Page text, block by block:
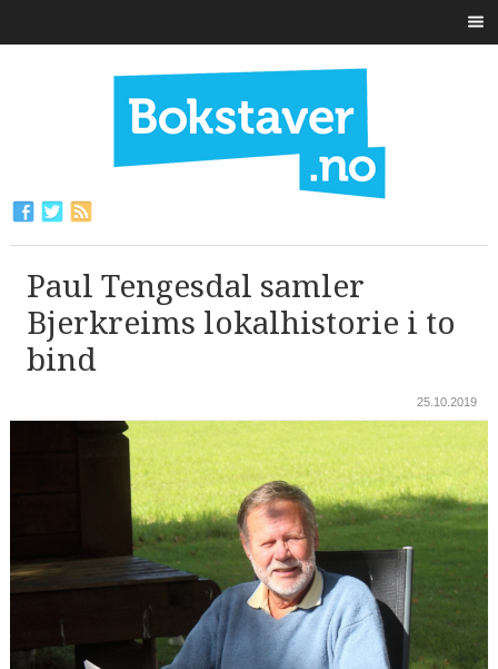
Paul Tengesdal samler
Bjerkreims lokalhistorie i to
bind
25.10.2019